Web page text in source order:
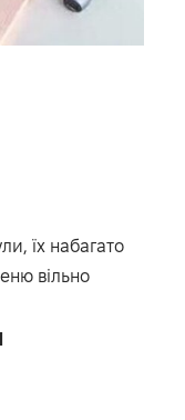
їх набагато
вільно